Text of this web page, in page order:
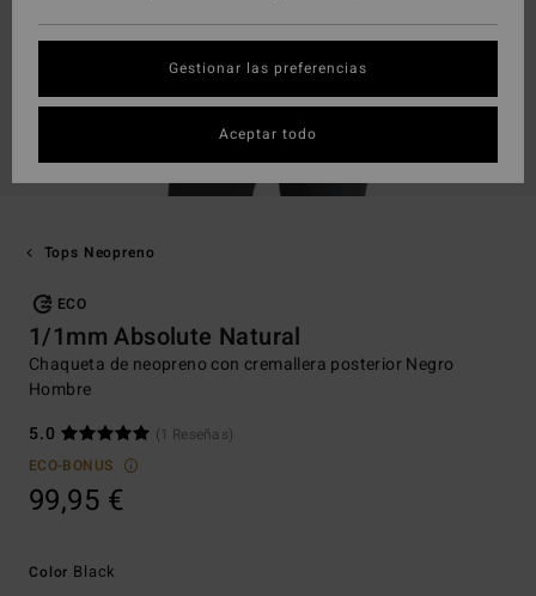
Tops Neopreno
ECO
1/1mm Absolute Natural
Chaqueta de neopreno con cremallera posterior Negro
Hombre
5.0
(1 Reseñas)
ECO-BONUS
99,95 €
Color Black
Gestionar las preferencias
Aceptar todo